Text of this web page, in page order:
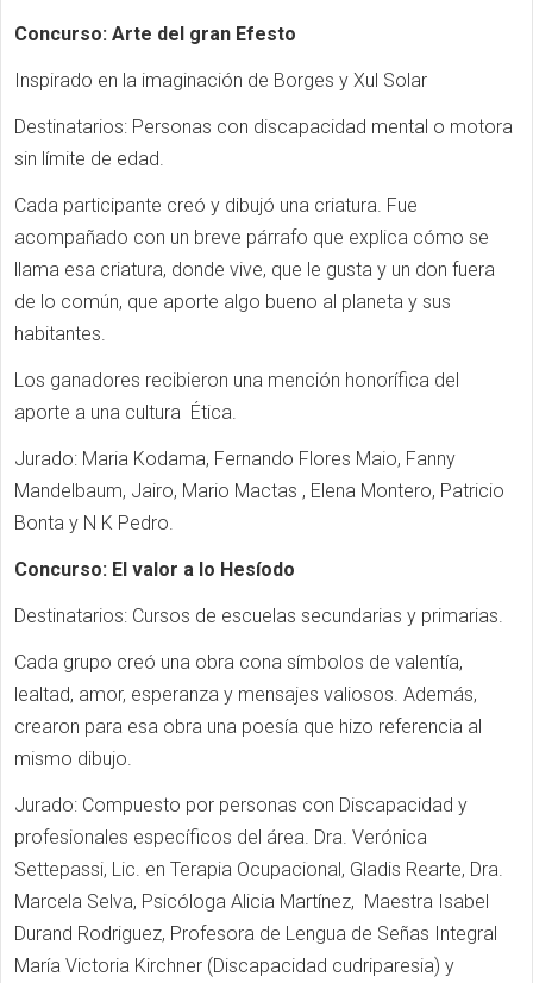
Concurso: Arte del gran Efesto
Inspirado en la imaginación de Borges y Xul Solar
Destinatarios: Personas con discapacidad mental o motora
sin límite de edad.
Cada participante creó y dibujó una criatura. Fue
acompañado con un breve párrafo que explica cómo se
llama esa criatura, donde vive, que le gusta y un don fuera
de lo común, que aporte algo bueno al planeta y sus
habitantes.
Los ganadores recibieron una mención honorífica del
aporte a una cultura Ética.
Jurado: Maria Kodama, Fernando Flores Maio, Fanny
Mandelbaum, Jairo, Mario Mactas , Elena Montero, Patricio
Bonta y N K Pedro.
Concurso: El valor a lo Hesíodo
Destinatarios: Cursos de escuelas secundarias y primarias.
Cada grupo creó una obra cona símbolos de valentía,
lealtad, amor, esperanza y mensajes valiosos. Además,
crearon para esa obra una poesía que hizo referencia al
mismo dibujo.
Jurado: Compuesto por personas con Discapacidad y
profesionales específicos del área. Dra. Verónica
Settepassi, Lic. en Terapia Ocupacional, Gladis Rearte, Dra.
Marcela Selva, Psicóloga Alicia Martínez, Maestra Isabel
Durand Rodriguez, Profesora de Lengua de Señas Integral
María Victoria Kirchner (Discapacidad cudriparesia) y